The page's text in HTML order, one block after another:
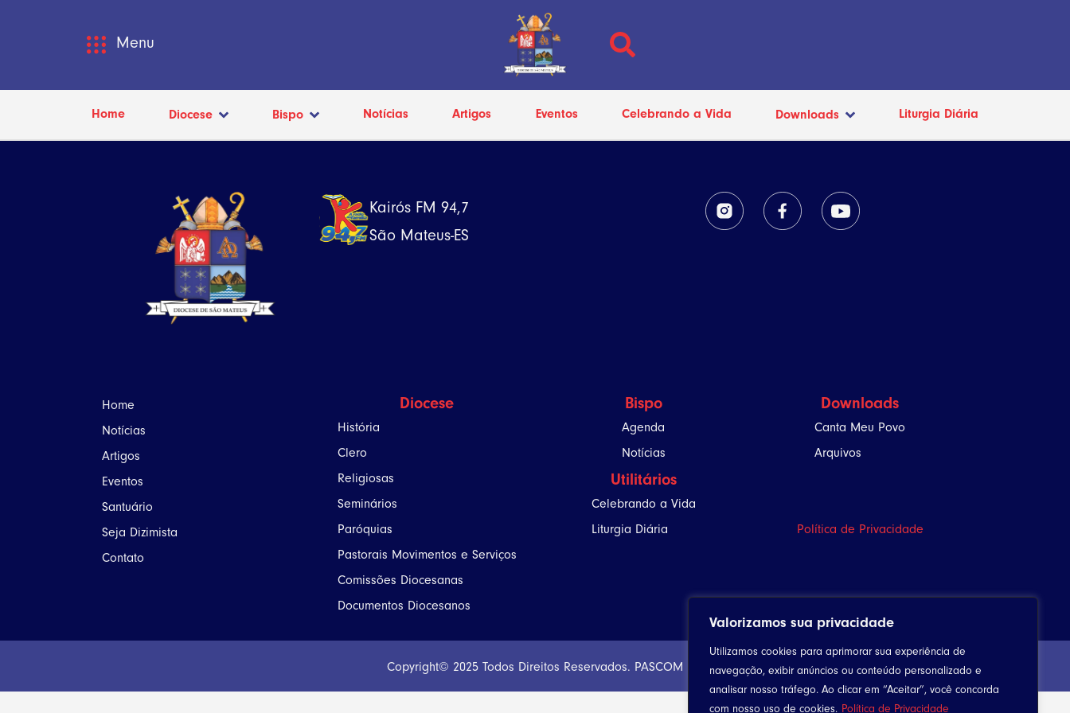
Valorizamos sua privacidade
Utilizamos cookies para aprimorar sua experiência de
navegação, exibir anúncios ou conteúdo personalizado e
analisar nosso tráfego. Ao clicar em “Aceitar”, você concorda
com nosso uso de cookies. Política de Privacidade
Menu
Home Diocese Bispo Notícias Artigos Eventos Celebrando a Vida Downloads Liturgia Diária
Kairós FM 94,7
São Mateus-ES
Home
Notícias
Artigos
Eventos
Santuário
Seja Dizimista
Contato
Diocese
História
Clero
Religiosas
Seminários
Paróquias
Pastorais Movimentos e Serviços
Comissões Diocesanas
Documentos Diocesanos
Bispo
Agenda
Notícias
Utilitários
Celebrando a Vida
Liturgia Diária
Downloads
Canta Meu Povo
Arquivos
Política de Privacidade
Copyright© 2025 Todos Direitos Reservados. PASCOM